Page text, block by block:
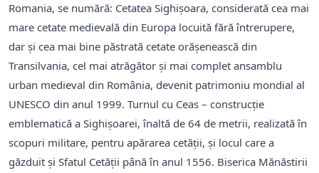
Romania, se numără: Cetatea Sighişoara, considerată cea mai
mare cetate medievală din Europa locuită fără întrerupere,
dar şi cea mai bine păstrată cetate orășenească din
Transilvania, cel mai atrăgător şi mai complet ansamblu
urban medieval din România, devenit patrimoniu mondial al
UNESCO din anul 1999. Turnul cu Ceas – construcţie
emblematică a Sighişoarei, înaltă de 64 de metrii, realizată în
scopuri militare, pentru apărarea cetăţii, şi locul care a
găzduit şi Sfatul Cetăţii până în anul 1556. Biserica Mănăstirii